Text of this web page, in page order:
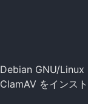
Debian GNU/Linux
ClamAV をインス